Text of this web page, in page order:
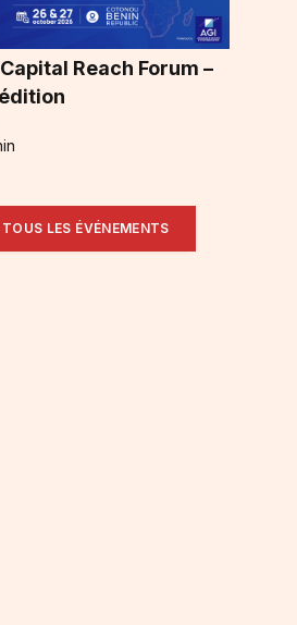
Reach Forum –
LES ÉVÉNEMENTS